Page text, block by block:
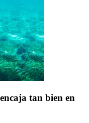
tan bien en